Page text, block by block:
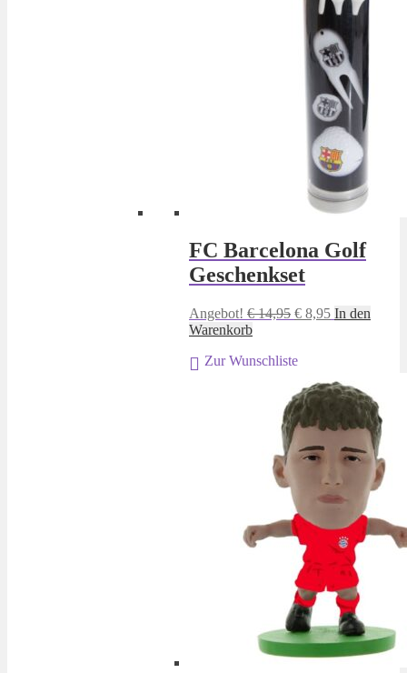
FC Barcelona Golf
Geschenkset
Angebot! €14,95 Ursprünglicher
€ 14,95
€ 8,95Aktueller
In den
Warenkorb
Zur Wunschliste